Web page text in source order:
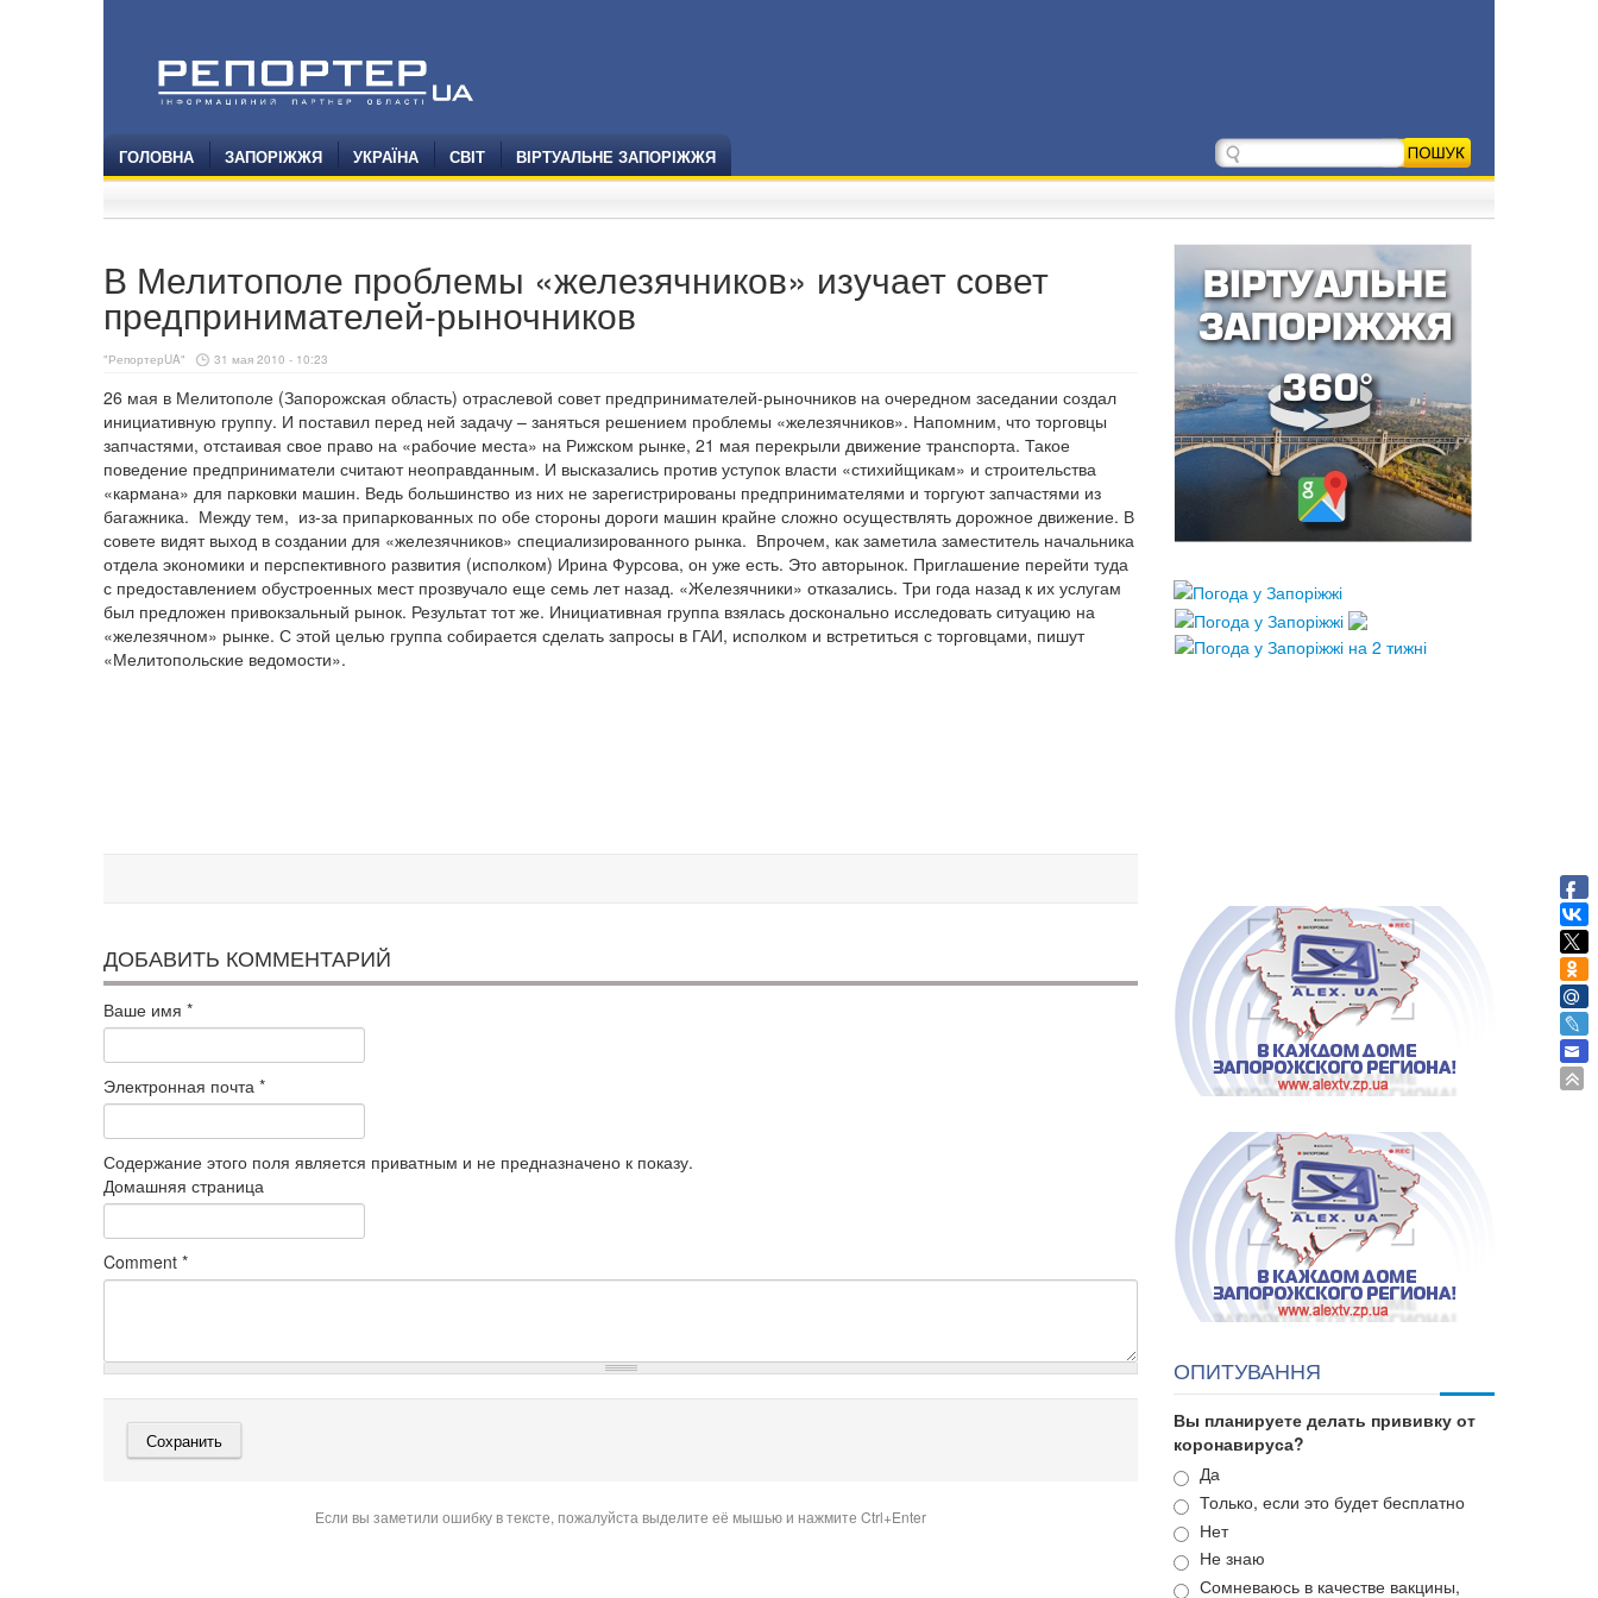
ГОЛОВНА ЗАПОРІЖЖЯ УКРАЇНА СВІТ ВІРТУАЛЬНЕ ЗАПОРІЖЖЯ
В Мелитополе проблемы «железячников» изучает совет
предпринимателей-рыночников
"РепортерUA" 31 мая 2010 - 10:23
26 мая в Мелитополе (Запорожская область) отраслевой совет предпринимателей-рыночников на очередном заседании создал
инициативную группу. И поставил перед ней задачу – заняться решением проблемы «железячников». Напомним, что торговцы
запчастями, отстаивая свое право на «рабочие места» на Рижском рынке, 21 мая перекрыли движение транспорта. Такое
поведение предприниматели считают неоправданным. И высказались против уступок власти «стихийщикам» и строительства
«кармана» для парковки машин. Ведь большинство из них не зарегистрированы предпринимателями и торгуют запчастями из
багажника. Между тем, из-за припаркованных по обе стороны дороги машин крайне сложно осуществлять дорожное движение. В
совете видят выход в создании для «железячников» специализированного рынка. Впрочем, как заметила заместитель начальника
отдела экономики и перспективного развития (исполком) Ирина Фурсова, он уже есть. Это авторынок. Приглашение перейти туда
с предоставлением обустроенных мест прозвучало еще семь лет назад. «Железячники» отказались. Три года назад к их услугам
был предложен привокзальный рынок. Результат тот же. Инициативная группа взялась досконально исследовать ситуацию на
«железячном» рынке. С этой целью группа собирается сделать запросы в ГАИ, исполком и встретиться с торговцами, пишут
«Мелитопольские ведомости».
ДОБАВИТЬ КОММЕНТАРИЙ
Ваше имя *
Электронная почта *
Содержание этого поля является приватным и не предназначено к показу.
Домашняя страница
Comment *
Если вы заметили ошибку в тексте, пожалуйста выделите её мышью и нажмите Ctrl+Enter
ОПИТУВАННЯ
Вы планируете делать прививку от
коронавируса?
Варианты
Да
Только, если это будет бесплатно
Нет
Не знаю
Сомневаюсь в качестве вакцины,